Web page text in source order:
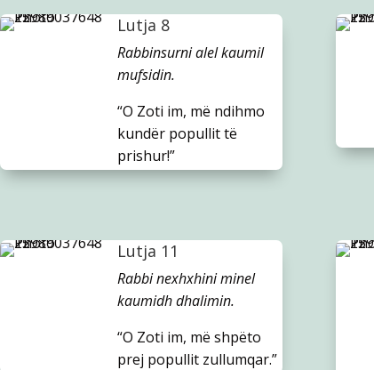
Lutja 8
Rabbinsurni alel kaumil
mufsidin.
“O Zoti im, më ndihmo
kundër popullit të
prishur!”
Lutja 11
Rabbi nexhxhini minel
kaumidh dhalimin.
“O Zoti im, më shpëto
prej popullit zullumqar.”